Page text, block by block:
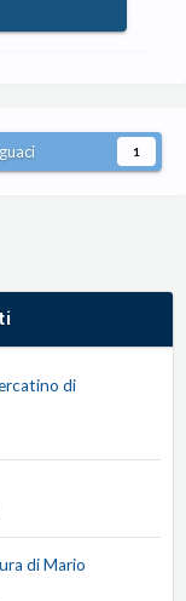
1
di
di Mario